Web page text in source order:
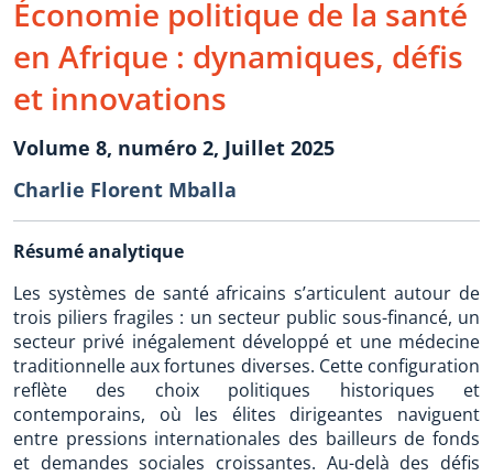
Économie politique de la santé
en Afrique : dynamiques, défis
et innovations
Volume 8, numéro 2, Juillet 2025
Charlie Florent Mballa
Résumé analytique
Les systèmes de santé africains s’articulent autour de
trois piliers fragiles : un secteur public sous-financé, un
secteur privé inégalement développé et une médecine
traditionnelle aux fortunes diverses. Cette configuration
reflète des choix politiques historiques et
contemporains, où les élites dirigeantes naviguent
entre pressions internationales des bailleurs de fonds
et demandes sociales croissantes. Au-delà des défis